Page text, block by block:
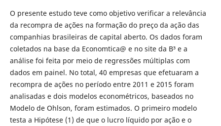
O presente estudo teve como objetivo verificar a relevância
da recompra de ações na formação do preço da ação das
companhias brasileiras de capital aberto. Os dados foram
coletados na base da Economtica@ e no site da B³ e a
análise foi feita por meio de regressões múltiplas com
dados em painel. No total, 40 empresas que efetuaram a
recompra de ações no período entre 2011 e 2015 foram
analisadas e dois modelos econométricos, baseados no
Modelo de Ohlson, foram estimados. O primeiro modelo
testa a Hipótese (1) de que o lucro líquido por ação e o